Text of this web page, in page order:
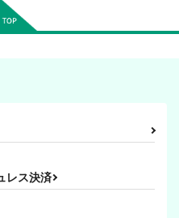
レス決済